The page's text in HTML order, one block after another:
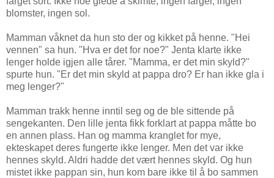
blomster, ingen sol.
Mamman våknet da hun sto der og kikket på henne. "Hei
vennen" sa hun. "Hva er det for noe?" Jenta klarte ikke
lenger holde igjen alle tårer. "Mamma, er det min skyld?"
spurte hun. "Er det min skyld at pappa dro? Er han ikke gla i
meg lenger?"
Mamman trakk henne inntil seg og de ble sittende på
sengekanten. Den lille jenta fikk forklart at pappa måtte bo
en annen plass. Han og mamma kranglet for mye,
ekteskapet deres fungerte ikke lenger. Men det var ikke
hennes skyld. Aldri hadde det vært hennes skyld. Og hun
mistet ikke pappan sin, hun kom bare ikke til å bo sammen